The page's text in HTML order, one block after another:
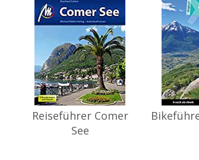
Reiseführer Comer
See